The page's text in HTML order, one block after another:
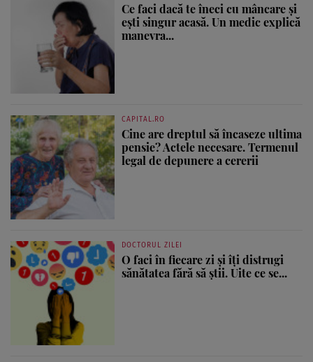
Ce faci dacă te îneci cu mâncare și
ești singur acasă. Un medic explică
manevra...
CAPITAL.RO
Cine are dreptul să încaseze ultima
pensie? Actele necesare. Termenul
legal de depunere a cererii
DOCTORUL ZILEI
O faci în fiecare zi și îți distrugi
sănătatea fără să știi. Uite ce se...